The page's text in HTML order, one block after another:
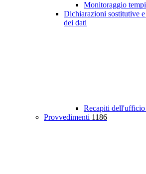
Monitoraggio
Dichiarazioni sostitutive
dei dati
Recapiti dell'ufficio
Provvedimenti 1186